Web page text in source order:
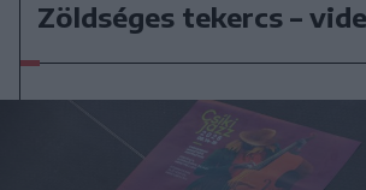
Zöldséges tekercs –